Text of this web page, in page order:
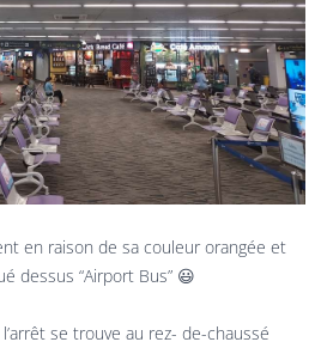
en raison de sa couleur orangée et
dessus “Airport Bus” 😃
se trouve au rez- de-chaussé